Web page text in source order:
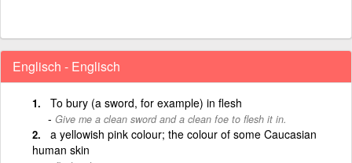
Englisch - Englisch
To bury (a sword, for example) in flesh
Give me a clean sword and a clean foe to flesh it in.
a yellowish pink colour; the colour of some Caucasian
human skin